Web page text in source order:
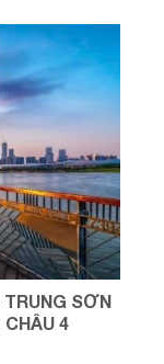
SƠN
CHÂU 4